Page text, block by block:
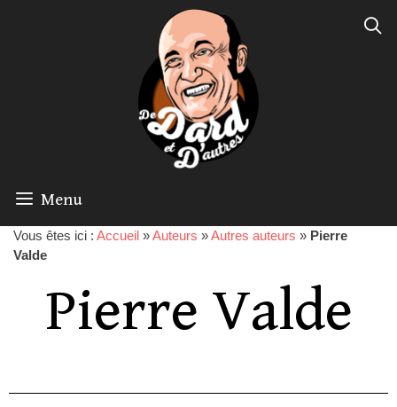
Menu
Vous êtes ici : Accueil »Auteurs »Autres auteurs » Pierre
Valde
Pierre Valde